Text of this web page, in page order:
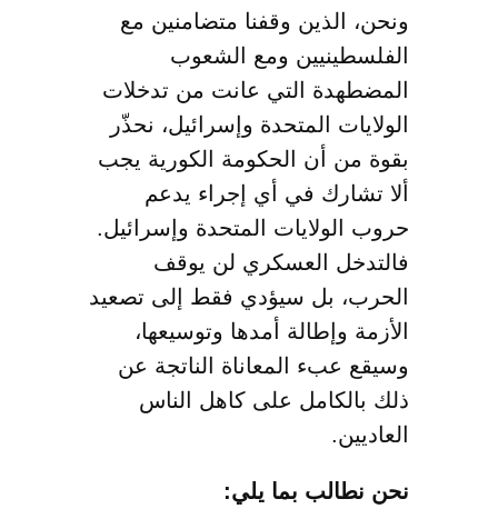
ونحن، الذين وقفنا متضامنين مع
الفلسطينيين ومع الشعوب
المضطهدة التي عانت من تدخلات
الولايات المتحدة وإسرائيل، نحذّر
بقوة من أن الحكومة الكورية يجب
ألا تشارك في أي إجراء يدعم
حروب الولايات المتحدة وإسرائيل.
فالتدخل العسكري لن يوقف
الحرب، بل سيؤدي فقط إلى تصعيد
الأزمة وإطالة أمدها وتوسيعها،
وسيقع عبء المعاناة الناتجة عن
ذلك بالكامل على كاهل الناس
العاديين.
نحن نطالب بما يلي: